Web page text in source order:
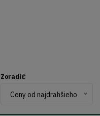
Zoradiť:
Ceny od najdrahšieho